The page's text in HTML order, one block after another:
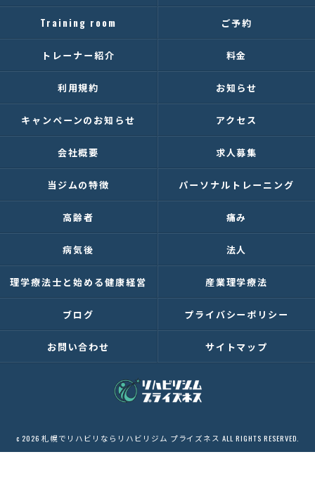
Training room ご予約
トレーナー紹介 料金
利用規約 お知らせ
キャンペーンのお知らせ アクセス
会社概要 求人募集
当ジムの特徴 パーソナルトレーニング
高齢者 痛み
病気後 法人
理学療法士と始める健康経営 産業理学療法
ブログ プライバシーポリシー
お問い合わせ サイトマップ
c 2026 札幌でリハビリならリハビリジム プライズネス ALL RIGHTS RESERVED.